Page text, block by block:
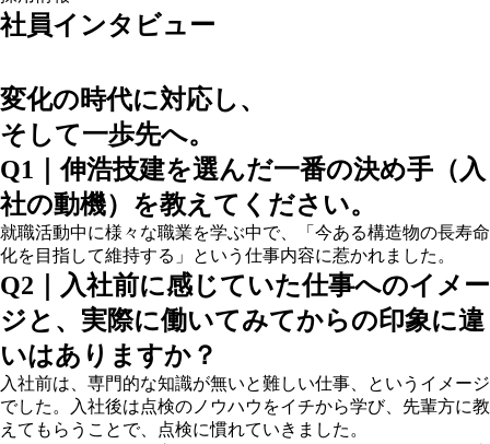
社員インタビュー
変化の時代に対応し、
そして一歩先へ。
Q1｜伸浩技建を選んだ一番の決め手（入
社の動機）を教えてください。
就職活動中に様々な職業を学ぶ中で、「今ある構造物の長寿命
化を目指して維持する」という仕事内容に惹かれました。
Q2｜入社前に感じていた仕事へのイメー
ジと、実際に働いてみてからの印象に違
いはありますか？
入社前は、専門的な知識が無いと難しい仕事、というイメージ
でした。入社後は点検のノウハウをイチから学び、先輩方に教
えてもらうことで、点検に慣れていきました。